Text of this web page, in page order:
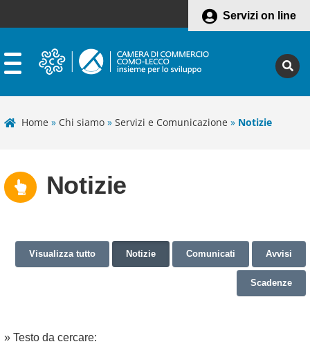
Servizi on line
Home » Chi siamo » Servizi e Comunicazione » Notizie
Notizie
Visualizza tutto Notizie Comunicati Avvisi
Scadenze
» Testo da cercare: